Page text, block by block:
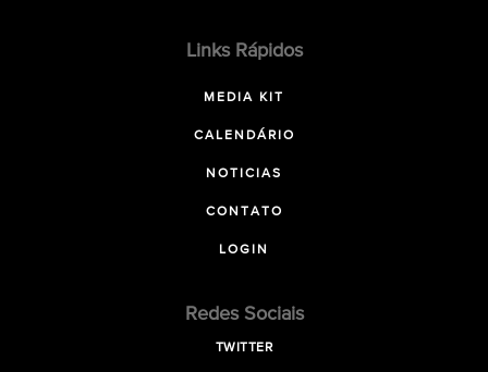
Links Rápidos
MEDIA KIT
CALENDÁRIO
NOTICIAS
CONTATO
LOGIN
Redes Sociais
TWITTER